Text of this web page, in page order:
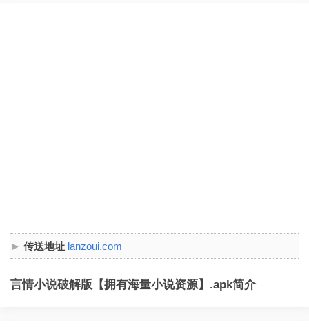
传送地址 lanzoui.com
言情小说破解版【拥有海量小说资源】.apk简介